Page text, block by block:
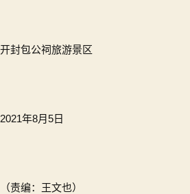
开封包公祠旅游景区
2021年8月5日
（责编：王文也）